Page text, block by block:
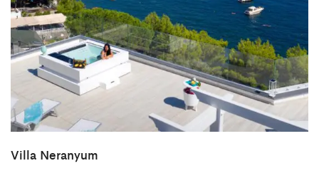
Villa Neranyum